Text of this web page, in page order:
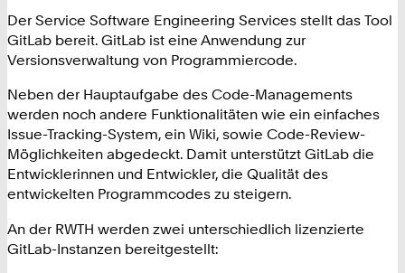
Der Service Software Engineering Services stellt das Tool
GitLab bereit. GitLab ist eine Anwendung zur
Versionsverwaltung von Programmiercode.
Neben der Hauptaufgabe des Code-Managements
werden noch andere Funktionalitäten wie ein einfaches
Issue-Tracking-System, ein Wiki, sowie Code-Review-
Möglichkeiten abgedeckt. Damit unterstützt GitLab die
Entwicklerinnen und Entwickler, die Qualität des
entwickelten Programmcodes zu steigern.
An der RWTH werden zwei unterschiedlich lizenzierte
GitLab-Instanzen bereitgestellt: